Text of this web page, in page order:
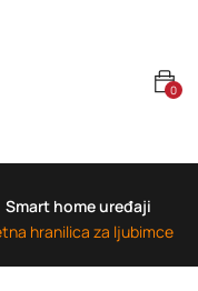
0
Smart home uređaji
hranilica za ljubimce